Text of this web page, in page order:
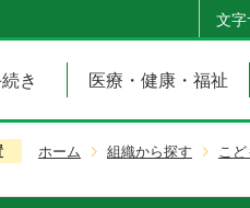
文
き 医療・健康・福祉
ホーム 組織から探す こ